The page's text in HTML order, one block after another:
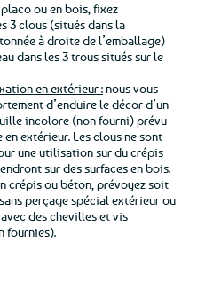
placo ou en bois, fixez
3 clous (situés dans la
à droite de l’emballage)
dans les 3 trous situés sur le
en extérieur :nous vous
d’enduire le décor d’un
incolore (non fourni) prévu
en extérieur. Les clous ne sont
une utilisation sur du crépis
sur des surfaces en bois.
crépis ou béton, prévoyez soit
perçage spécial extérieur ou
des chevilles et vis
fournies).